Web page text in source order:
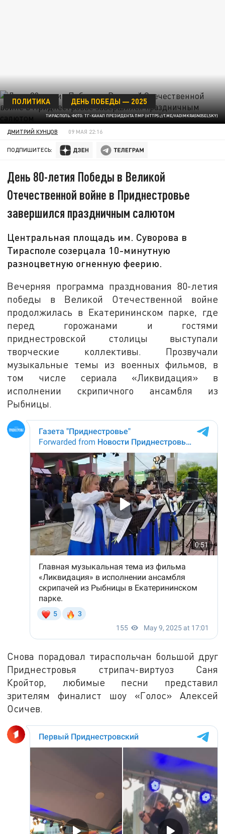
ТИРАСПОЛЬ. ФОТО: ТГ-КАНАЛ ПРЕЗИДЕНТА ПМР (HTTPS://T.ME/VADIMKRASNOSELSKY)
ПОЛИТИКА ДЕНЬ ПОБЕДЫ — 2025
ДМИТРИЙ КУНЦОВ 09 МАЯ 22:16
ПОДПИШИТЕСЬ:
День 80-летия Победы в Великой
Отечественной войне в Приднестровье
завершился праздничным салютом
Центральная площадь им. Суворова в
Тирасполе созерцала 10-минутную
разноцветную огненную феерию.
Вечерняя программа празднования 80-летия
победы в Великой Отечественной войне
продолжилась в Екатерининском парке, где
перед горожанами и гостями
приднестровской столицы выступали
творческие коллективы. Прозвучали
музыкальные темы из военных фильмов, в
том числе сериала «Ликвидация» в
исполнении скрипичного ансамбля из
Рыбницы.
Снова порадовал тираспольчан большой друг
Приднестровья стрипач-виртуоз Саня
Кройтор, любимые песни представил
зрителям финалист шоу «Голос» Алексей
Осичев.